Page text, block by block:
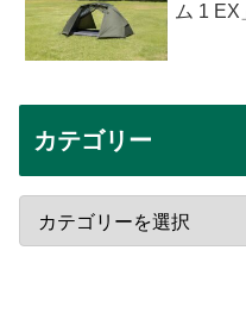
ム 1 EX
カテゴリー